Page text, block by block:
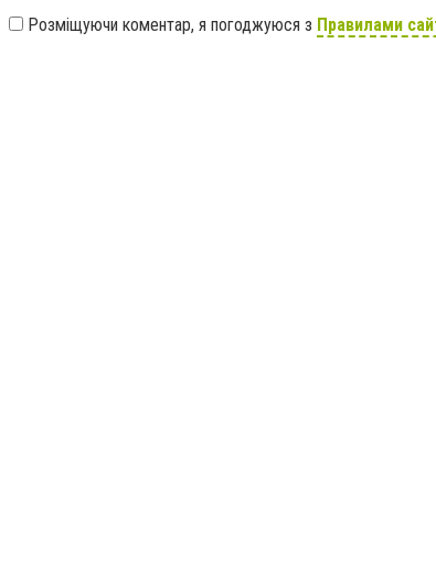
Розміщуючи коментар, я погоджуюся з Правилами